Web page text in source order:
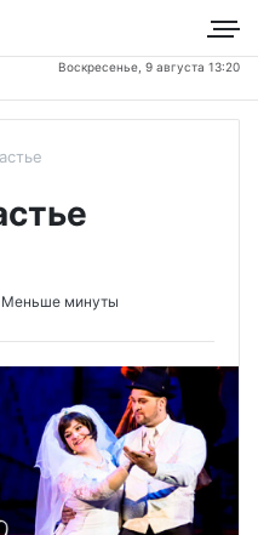
Воскресенье, 9 августа 13:20
Меньше минуты